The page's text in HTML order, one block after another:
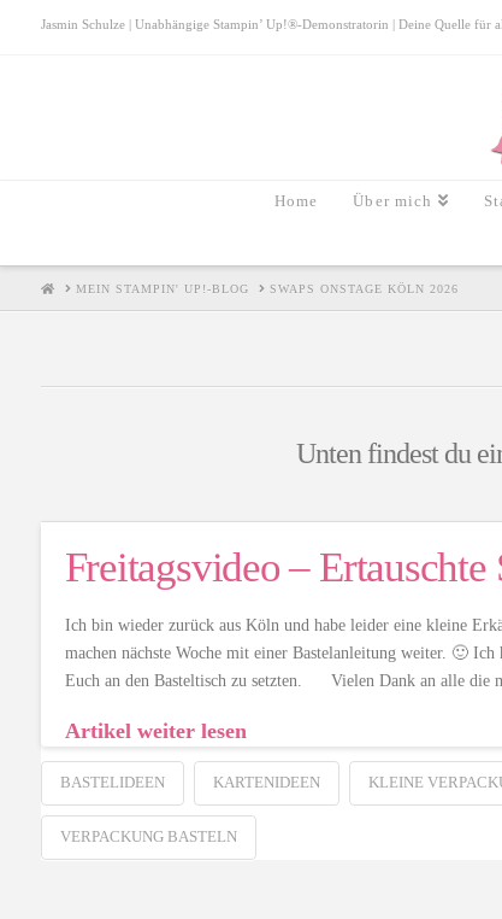
Jasmin Schulze | Unabhängige Stampin’ Up!®-Demonstratorin | Deine Quelle
Home Über mich
HOMEMEIN STAMPIN' UP!-BLOG SWAPS ONSTAGE KÖLN 2026
Unten findest du
Freitagsvideo – Ertauschte
Ich bin wieder zurück aus Köln und habe leider eine kleine
machen nächste Woche mit einer Bastelanleitung weiter. 🙂
Euch an den Basteltisch zu setzten. Vielen Dank an alle die
Artikel weiter lesen
BASTELIDEEN KARTENIDEEN KLEINE
VERPACKUNG BASTELN